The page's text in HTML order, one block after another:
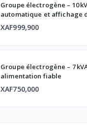
Groupe électrogène – 10
automatique et affichage
XAF999,900
Groupe électrogène – 7
alimentation fiable
XAF750,000